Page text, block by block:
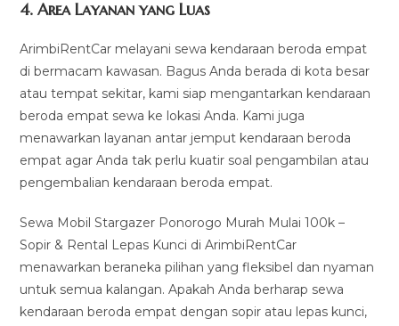
4.Area Layanan yang Luas
ArimbiRentCar melayani sewa kendaraan beroda empat
di bermacam kawasan. Bagus Anda berada di kota besar
atau tempat sekitar, kami siap mengantarkan kendaraan
beroda empat sewa ke lokasi Anda. Kami juga
menawarkan layanan antar jemput kendaraan beroda
empat agar Anda tak perlu kuatir soal pengambilan atau
pengembalian kendaraan beroda empat.
Sewa Mobil Stargazer Ponorogo Murah Mulai 100k –
Sopir & Rental Lepas Kunci di ArimbiRentCar
menawarkan beraneka pilihan yang fleksibel dan nyaman
untuk semua kalangan. Apakah Anda berharap sewa
kendaraan beroda empat dengan sopir atau lepas kunci,